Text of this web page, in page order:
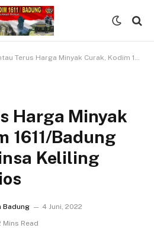
Terus Harga Minyak Curak, Kodim 1611/Badung melalui Babinsa Keliling Pasar dan Kios
Harga Minyak
1611/Badung
Keliling
Badung
4 Juni, 2022
Mins Read